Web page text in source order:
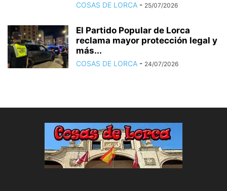
COSAS DE LORCA - 25/07/2026
El Partido Popular de Lorca
reclama mayor protección legal y
más...
COSAS DE LORCA - 24/07/2026